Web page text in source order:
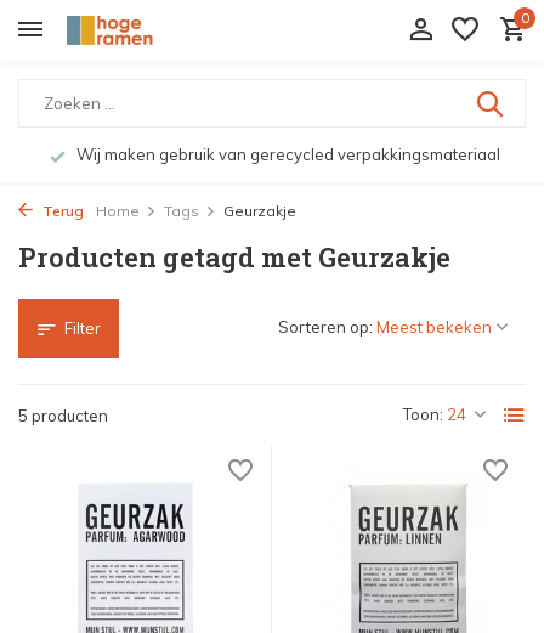
0
Wij maken gebruik van gerecycled verpakkingsmateriaal
Terug Home Tags Geurzakje
Producten getagd met Geurzakje
Filter
5 producten Toon:
Sorteren op: